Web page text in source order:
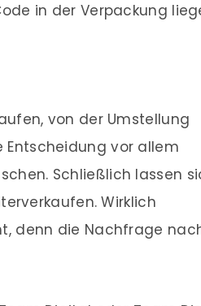
in der Verpackung
von der Umstellung
vor allem
Schließlich lassen
Wirklich
denn die Nachfrage